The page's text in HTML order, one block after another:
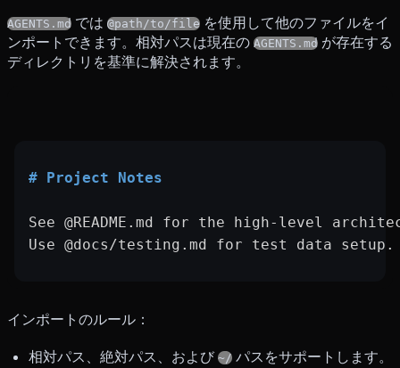
AGENTS.md では @path/to/file を使用して他のファイルをイ
ンポートできます。相対パスは現在の AGENTS.md が存在する
ディレクトリを基準に解決されます。
# Project Notes
See @README.md for the high-level
Use @docs/testing.md for test data setup.
インポートのルール：
相対パス、絶対パス、および ~/ パスをサポートします。